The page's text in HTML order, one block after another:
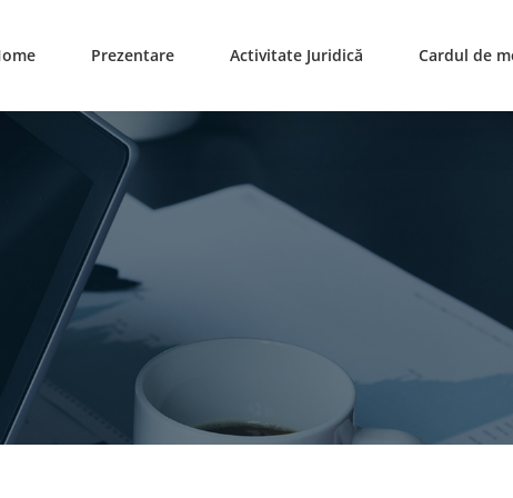
Prezentare Activitate Juridică Cardul de